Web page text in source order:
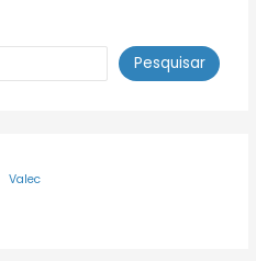
Pesquisar
Valec